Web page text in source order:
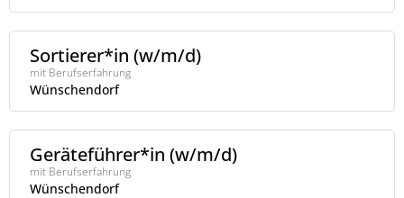
Sortierer*in (w/m/d)
mit Berufserfahrung
Wünschendorf
Geräteführer*in (w/m/d)
mit Berufserfahrung
Wünschendorf